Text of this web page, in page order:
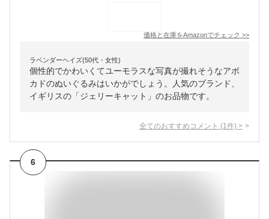
価格と在庫をAmazonでチェック >>
ラベンダーヘイズ(50代・女性)
個性的でかわいくてユーモラスな写真が撮れそうなアボ
カドのぬいぐるみはいかがでしょう。人気のブランド、
イギリスの「ジェリーキャット」のお品物です。
全てのおすすめコメント (1 件) >
6